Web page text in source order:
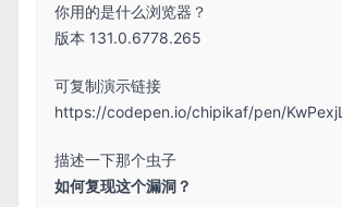
你用的是什么浏览器？
版本 131.0.6778.265
可复制演示链接
https://codepen.io/chipikaf/pen/KwPexjL
描述一下那个虫子
如何复现这个漏洞？